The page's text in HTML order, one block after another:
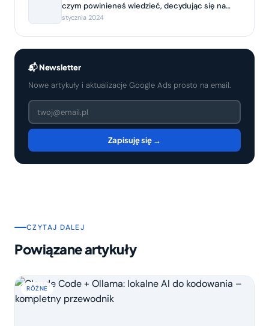
czym powinieneś wiedzieć, decydując się na
współpracę?
stycznia 2024
📬 Newsletter
Nowe artykuły i aktualizacje Google Ads prosto na email.
Zapisuję się →
CZYTAJ DALEJ
Powiązane artykuły
RÓŻNE